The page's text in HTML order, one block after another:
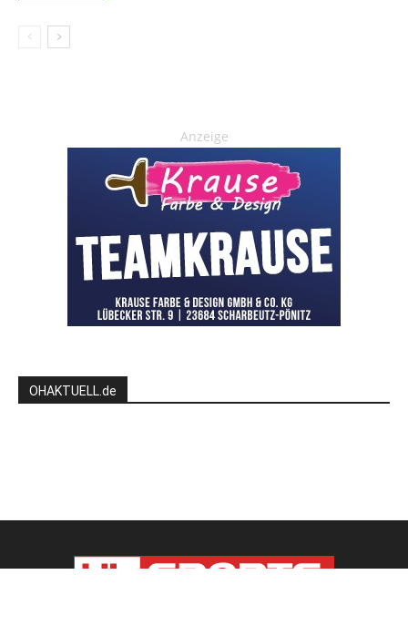
Anzeige
OHAKTUELL.de